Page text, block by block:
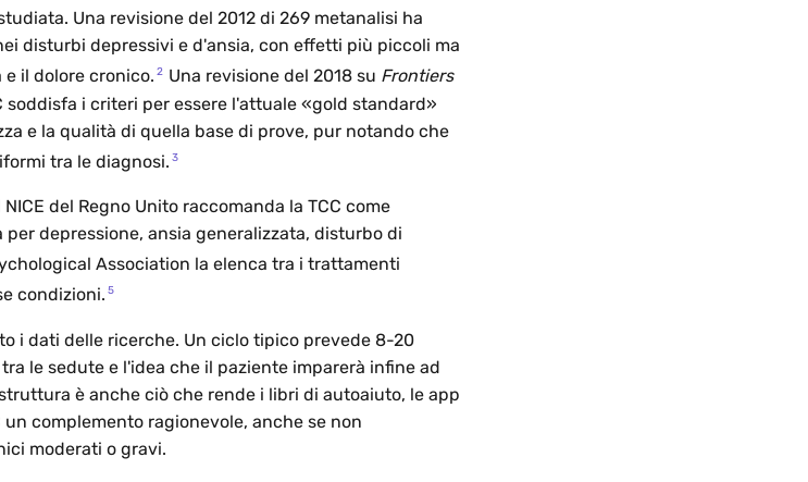
Una revisione del 2012 di 269 metanalisi ha
disturbi depressivi e d'ansia, con effetti più piccoli ma
il dolore cronico. 2 Una revisione del 2018 su Frontiers
soddisfa i criteri per essere l'attuale «gold standard»
e la qualità di quella base di prove, pur notando che
tra le diagnosi. 3
del Regno Unito raccomanda la TCC come
depressione, ansia generalizzata, disturbo di
Association la elenca tra i trattamenti
condizioni. 5
i dati delle ricerche. Un ciclo tipico prevede 8-20
le sedute e l'idea che il paziente imparerà infine ad
è anche ciò che rende i libri di autoaiuto, le app
complemento ragionevole, anche se non
moderati o gravi.